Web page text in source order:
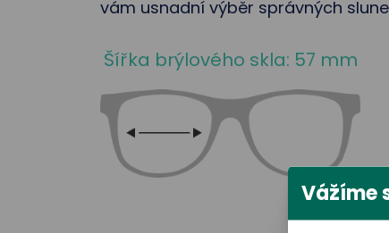
vám usnadní výběr správných
Šířka brýlového skla: 57 mm
Vážíme